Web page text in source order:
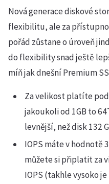
Nová generace diskové
flexibilitu, ale za
pořád zůstane o úroveň
do flexibility snad ještě
míň jak dnešní Premium
Za velikost platíte
jakoukoli od 1GB to
levnější, než disk 132
IOPS máte v hodnotě
můžete si připlatit za
IOPS (takhle vysoko